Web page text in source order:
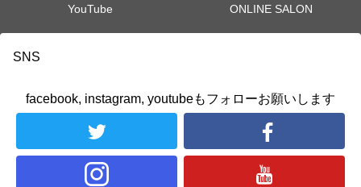
YouTube ONLINE SALON
SNS
facebook, instagram, youtubeもフォローお願いします